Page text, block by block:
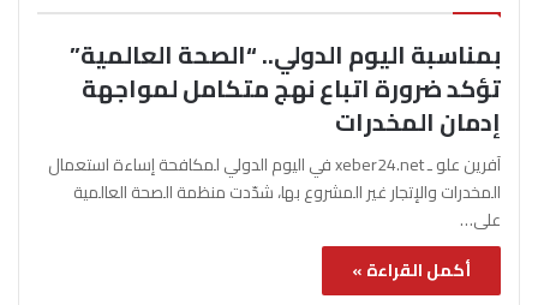
بمناسبة اليوم الدولي.. “الصحة العالمية”
تؤكد ضرورة اتباع نهج متكامل لمواجهة
إدمان المخدرات
آفرين علو ـ xeber24.net في اليوم الدولي لمكافحة إساءة استعمال
المخدرات والإتجار غير المشروع بها، شدّدت منظمة الصحة العالمية
على…
أكمل القراءة »